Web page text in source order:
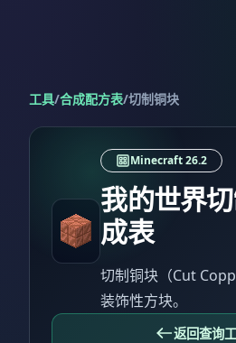
工具/合成配方表/切制铜块
Minecraft 26.2
我的世界
成表
切制铜块（Cut
装饰性方块。
返回查询